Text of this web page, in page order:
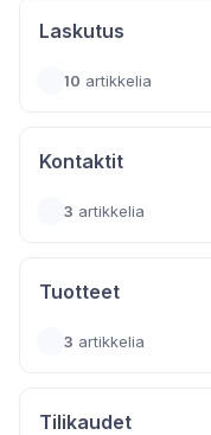
Laskutus
10 artikkelia
Kontaktit
3 artikkelia
Tuotteet
3 artikkelia
Tilikaudet